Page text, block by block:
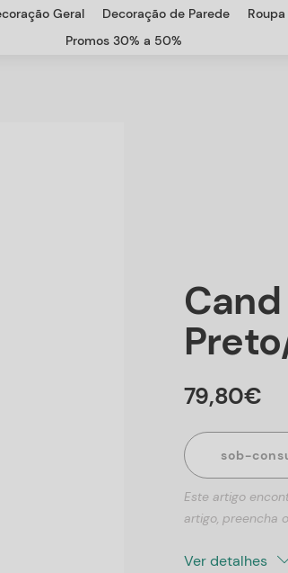
Geral Decoração de Parede
Promos 30% a 50%
Cand
79,80€
sob-
Este artigo
artigo, preencha
Ver detalhes